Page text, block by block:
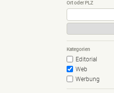
Ort oder PLZ
Kategorien
Editorial
Web
Werbung